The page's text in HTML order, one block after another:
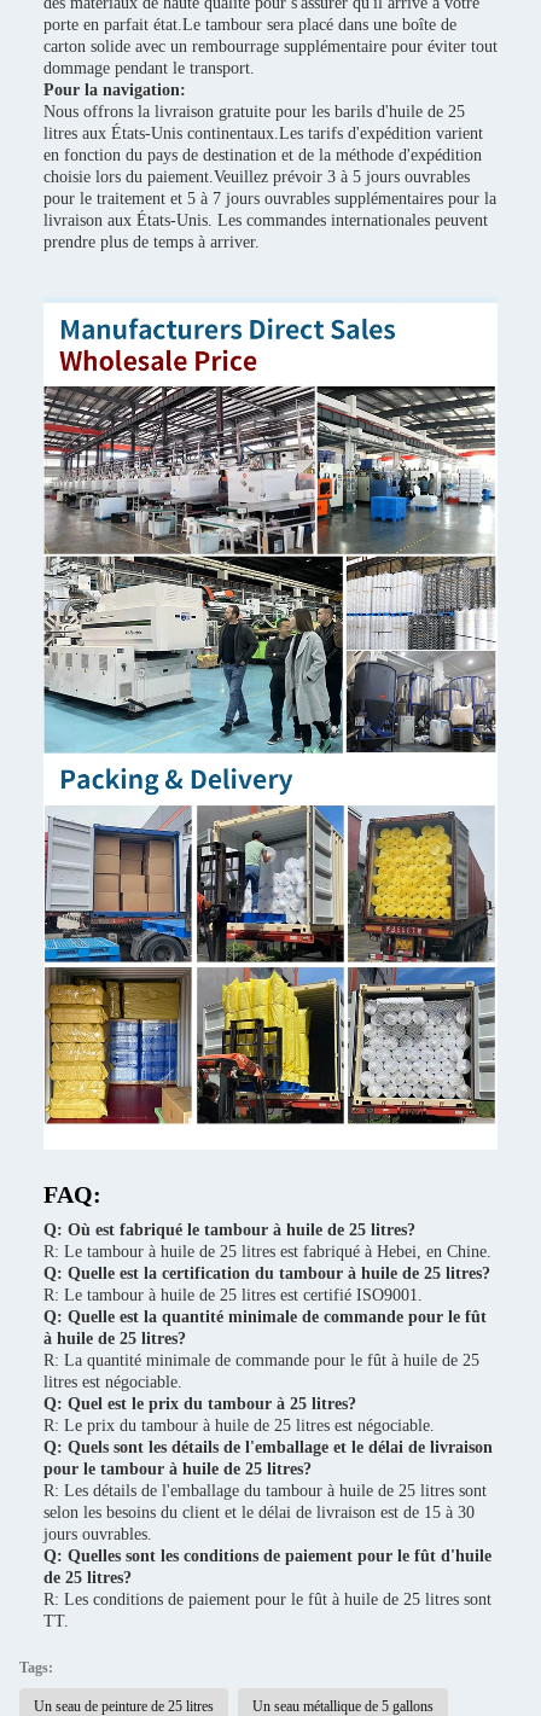
porte en parfait état.Le tambour sera placé dans une boîte de
carton solide avec un rembourrage supplémentaire pour éviter tout
dommage pendant le transport.
Pour la navigation:
Nous offrons la livraison gratuite pour les barils d'huile de 25
litres aux États-Unis continentaux.Les tarifs d'expédition varient
en fonction du pays de destination et de la méthode d'expédition
choisie lors du paiement.Veuillez prévoir 3 à 5 jours ouvrables
pour le traitement et 5 à 7 jours ouvrables supplémentaires pour la
livraison aux États-Unis. Les commandes internationales peuvent
prendre plus de temps à arriver.
FAQ:
Q: Où est fabriqué le tambour à huile de 25 litres?
R: Le tambour à huile de 25 litres est fabriqué à Hebei, en Chine.
Q: Quelle est la certification du tambour à huile de 25 litres?
R: Le tambour à huile de 25 litres est certifié ISO9001.
Q: Quelle est la quantité minimale de commande pour le fût
à huile de 25 litres?
R: La quantité minimale de commande pour le fût à huile de 25
litres est négociable.
Q: Quel est le prix du tambour à 25 litres?
R: Le prix du tambour à huile de 25 litres est négociable.
Q: Quels sont les détails de l'emballage et le délai de livraison
pour le tambour à huile de 25 litres?
R: Les détails de l'emballage du tambour à huile de 25 litres sont
selon les besoins du client et le délai de livraison est de 15 à 30
jours ouvrables.
Q: Quelles sont les conditions de paiement pour le fût d'huile
de 25 litres?
R: Les conditions de paiement pour le fût à huile de 25 litres sont
TT.
Tags:
Un seau de peinture de 25 litres Un seau métallique de 5 gallons